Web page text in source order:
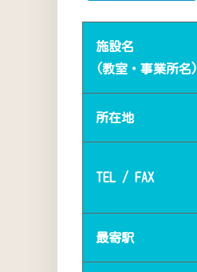
施設名
(教室・事業所名)
所在地
TEL / FAX
最寄駅